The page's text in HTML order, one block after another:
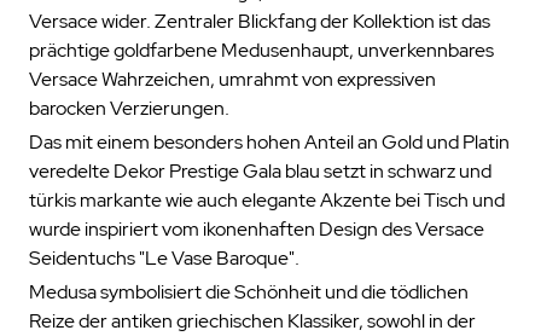
Versace wider. Zentraler Blickfang der Kollektion ist das
prächtige goldfarbene Medusenhaupt, unverkennbares
Versace Wahrzeichen, umrahmt von expressiven
barocken Verzierungen.
Das mit einem besonders hohen Anteil an Gold und Platin
veredelte Dekor Prestige Gala blau setzt in schwarz und
türkis markante wie auch elegante Akzente bei Tisch und
wurde inspiriert vom ikonenhaften Design des Versace
Seidentuchs "Le Vase Baroque".
Medusa symbolisiert die Schönheit und die tödlichen
Reize der antiken griechischen Klassiker, sowohl in der